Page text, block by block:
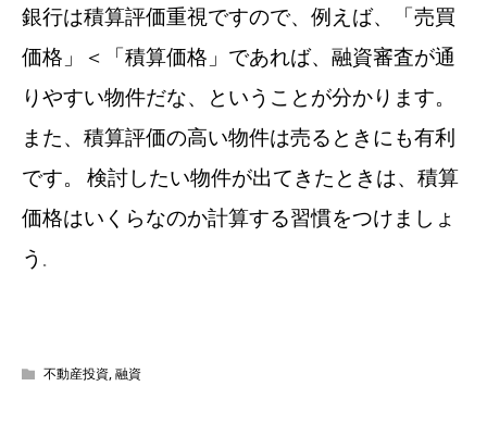
銀行は積算評価重視ですので、例えば、「売買
価格」＜「積算価格」であれば、融資審査が通
りやすい物件だな、ということが分かります。
また、積算評価の高い物件は売るときにも有利
です。
検討したい物件が出てきたときは、積算
価格はいくらなのか計算する習慣をつけましょ
う
不動産投資,融資